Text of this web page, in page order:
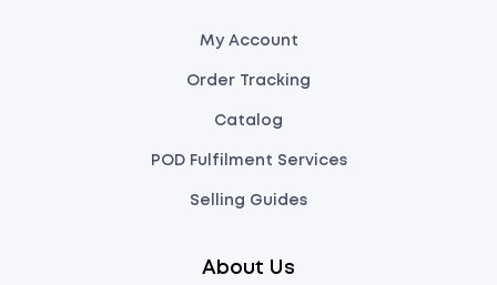
My Account
Order Tracking
Catalog
POD Fulfilment Services
Selling Guides
About Us